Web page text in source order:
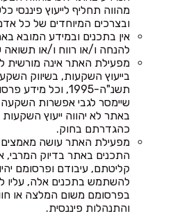
מהווה תחליף לייעוץ פיננסי
ובצרכים המיוחדים של כל
אין בתכנים ובמידע המובא
להנחה ו/או רווח ו/או
מפעילת האתר אינה מורשית
בייעוץ השקעות, בשיווק
תשנ"ה-1995, וכל
שיימסר לגבי אפשרות
באתר לא יהווה ייעוץ
כהגדרתם בחוק.
מפעילת האתר עושה מאמצים
התכנים באתר בדיוק המרבי,
קליטתם, עיבודם ופרסומם
להשתמש בתכנים אלה, עליו
בפרסומם משום המלצה או
והתנהלות פיננסית.